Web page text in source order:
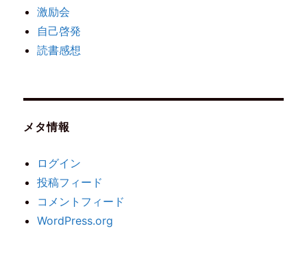
激励会
自己啓発
読書感想
メタ情報
ログイン
投稿フィード
コメントフィード
WordPress.org